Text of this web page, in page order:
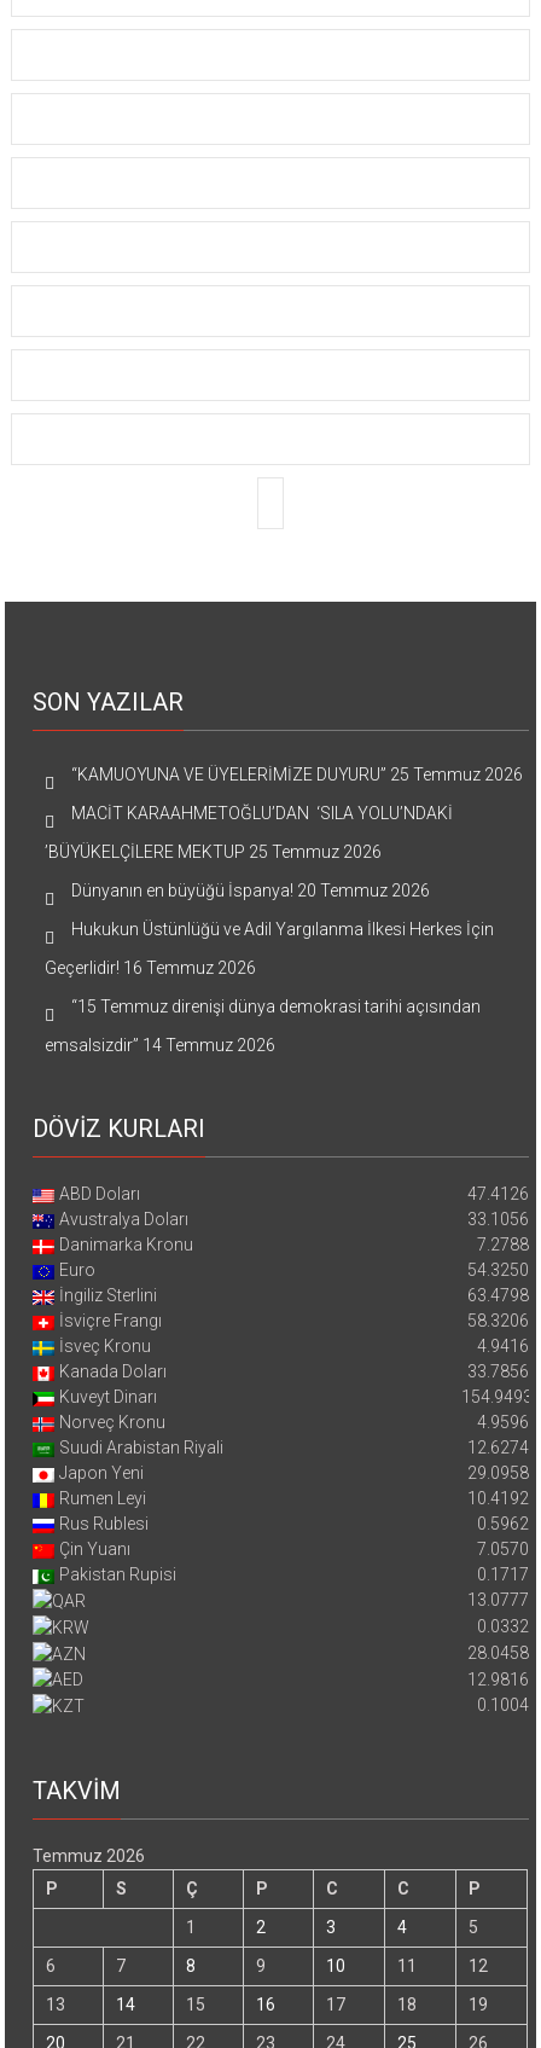
SON YAZILAR
“KAMUOYUNA VE ÜYELERİMİZE DUYURU” 25 Temmuz 2026
MACİT KARAAHMETOĞLU’DAN ‘SILA YOLU’NDAKİ
’BÜYÜKELÇİLERE MEKTUP 25 Temmuz 2026
Dünyanın en büyüğü İspanya! 20 Temmuz 2026
Hukukun Üstünlüğü ve Adil Yargılanma İlkesi Herkes İçin
Geçerlidir! 16 Temmuz 2026
“15 Temmuz direnişi dünya demokrasi tarihi açısından
emsalsizdir” 14 Temmuz 2026
DÖVİZ KURLARI
ABD Doları
47.4126
Avustralya Doları
33.1056
Danimarka Kronu
7.2788
Euro
54.3250
İngiliz Sterlini
63.4798
İsviçre Frangı
58.3206
İsveç Kronu
4.9416
Kanada Doları
33.7856
Kuveyt Dinarı
154.9493
Norveç Kronu
4.9596
Suudi Arabistan Riyali
12.6274
Japon Yeni
29.0958
Rumen Leyi
10.4192
Rus Rublesi
0.5962
Çin Yuanı
7.0570
Pakistan Rupisi
0.1717
13.0777
0.0332
28.0458
12.9816
0.1004
TAKVİM
Temmuz 2026
P
S Ç P C C
P
1
2 3 4
5
6
7 8 9 10 11
12
13
14 15 16 17 18
19
20
21 22 23 24 25 26